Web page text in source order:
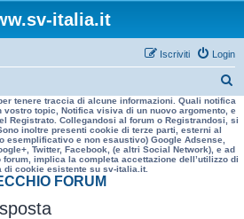
italia.it
Login
Iscriviti
e
r
a
tenere traccia di alcune informazioni. Quali notifica
topic, Notifica visiva di un nuovo argomento, e
Registrato. Collegandosi al forum o Registrandosi, si
inoltre presenti cookie di terze parti, esterni al
esemplificativo e non esaustivo) Google Adsense,
Twitter, Facebook, (e altri Social Network), e ad
implica la completa accettazione dell’utilizzo di
di cookie esistente su sv-italia.it.
FORUM